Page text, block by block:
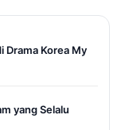
Drama Korea My
yang Selalu